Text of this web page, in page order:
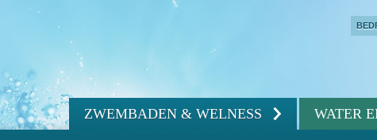
ZWEMBADEN & WELNESS WATER